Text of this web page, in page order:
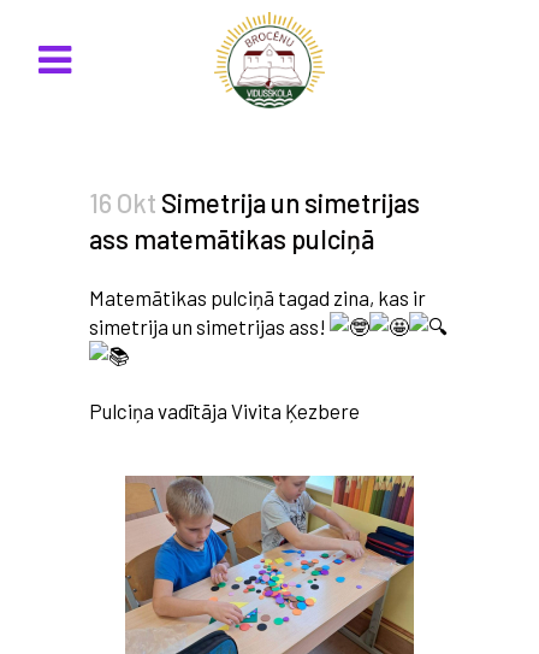
16 Okt Simetrija un simetrijas
ass matemātikas pulciņā
Matemātikas pulciņā tagad zina, kas ir
simetrija un simetrijas ass!
Pulciņa vadītāja Vivita Ķezbere